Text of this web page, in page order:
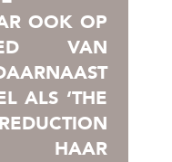
OOK OP
VAN
ALS ‘THE
HAAR